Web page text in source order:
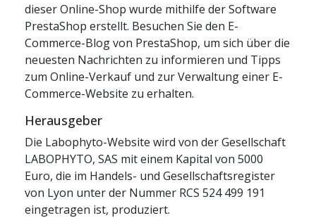
dieser Online-Shop wurde mithilfe der Software
PrestaShop erstellt. Besuchen Sie den E-
Commerce-Blog von PrestaShop, um sich über die
neuesten Nachrichten zu informieren und Tipps
zum Online-Verkauf und zur Verwaltung einer E-
Commerce-Website zu erhalten.
Herausgeber
Die Labophyto-Website wird von der Gesellschaft
LABOPHYTO, SAS mit einem Kapital von 5000
Euro, die im Handels- und Gesellschaftsregister
von Lyon unter der Nummer RCS 524 499 191
eingetragen ist, produziert.